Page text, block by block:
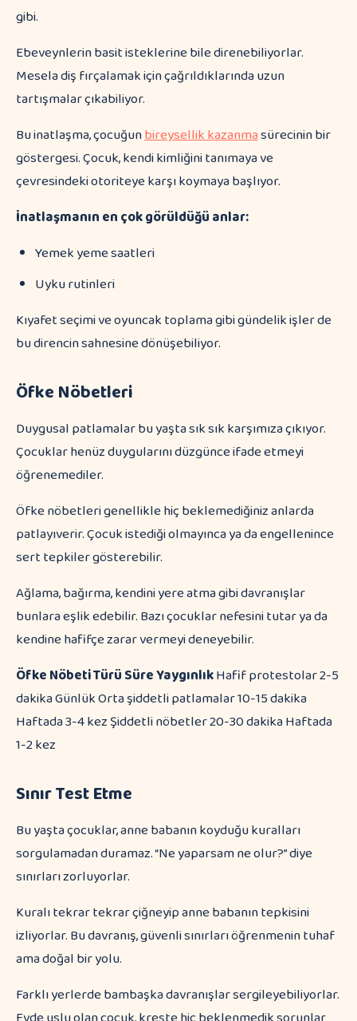
gibi.
Ebeveynlerin basit isteklerine bile direnebiliyorlar.
Mesela diş fırçalamak için çağrıldıklarında uzun
tartışmalar çıkabiliyor.
Bu inatlaşma, çocuğunbireysellik kazanmasürecinin bir
göstergesi. Çocuk, kendi kimliğini tanımaya ve
çevresindeki otoriteye karşı koymaya başlıyor.
İnatlaşmanın en çok görüldüğü anlar:
Yemek yeme saatleri
Uyku rutinleri
Kıyafet seçimi ve oyuncak toplama gibi gündelik işler de
bu direncin sahnesine dönüşebiliyor.
Öfke Nöbetleri
Duygusal patlamalar bu yaşta sık sık karşımıza çıkıyor.
Çocuklar henüz duygularını düzgünce ifade etmeyi
öğrenemediler.
Öfke nöbetleri genellikle hiç beklemediğiniz anlarda
patlayıverir. Çocuk istediği olmayınca ya da engellenince
sert tepkiler gösterebilir.
Ağlama, bağırma, kendini yere atma gibi davranışlar
bunlara eşlik edebilir. Bazı çocuklar nefesini tutar ya da
kendine hafifçe zarar vermeyi deneyebilir.
Öfke Nöbeti TürüSüreYaygınlıkHafif protestolar 2-5
dakika Günlük Orta şiddetli patlamalar 10-15 dakika
Haftada 3-4 kez Şiddetli nöbetler 20-30 dakika Haftada
1-2 kez
Sınır Test Etme
Bu yaşta çocuklar, anne babanın koyduğu kuralları
sorgulamadan duramaz. “Ne yaparsam ne olur?” diye
sınırları zorluyorlar.
Kuralı tekrar tekrar çiğneyip anne babanın tepkisini
izliyorlar. Bu davranış, güvenli sınırları öğrenmenin tuhaf
ama doğal bir yolu.
Farklı yerlerde bambaşka davranışlar sergileyebiliyorlar.